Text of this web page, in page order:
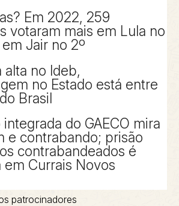
Em 2022, 259
votaram mais em Lula no
Jair no 2º
alta no Ideb,
no Estado está entre
Brasil
do GAECO mira
e contrabando; prisão
contrabandeados é
em Currais Novos
patrocinadores